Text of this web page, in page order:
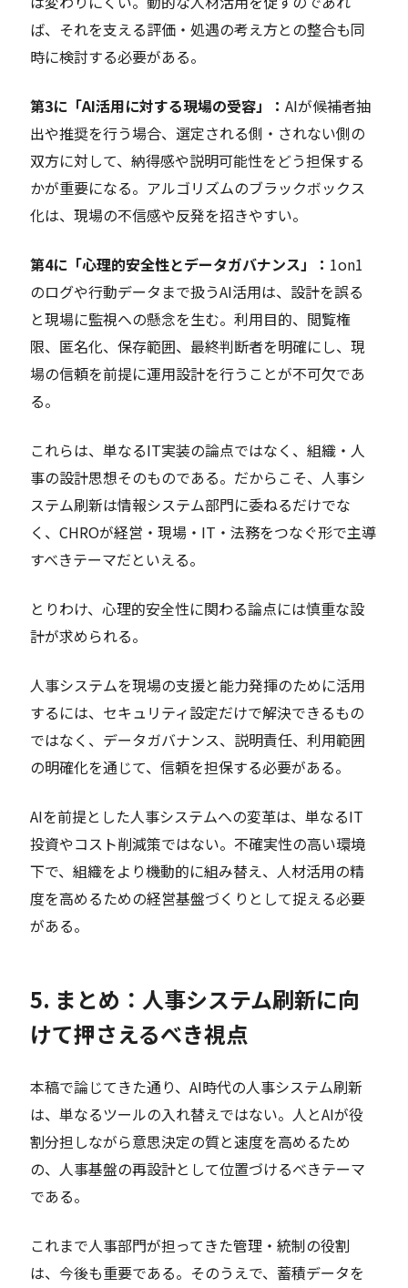
ば、それを支える評価・処遇の考え方との整合も同
時に検討する必要がある。
第3に「AI活用に対する現場の受容」：AIが候補者抽
出や推奨を行う場合、選定される側・されない側の
双方に対して、納得感や説明可能性をどう担保する
かが重要になる。アルゴリズムのブラックボックス
化は、現場の不信感や反発を招きやすい。
第4に「心理的安全性とデータガバナンス」： 1on1
のログや行動データまで扱うAI活用は、設計を誤る
と現場に監視への懸念を生む。利用目的、閲覧権
限、匿名化、保存範囲、最終判断者を明確にし、現
場の信頼を前提に運用設計を行うことが不可欠であ
る。
これらは、単なるIT実装の論点ではなく、組織・人
事の設計思想そのものである。だからこそ、人事シ
ステム刷新は情報システム部門に委ねるだけでな
く、CHROが経営・現場・IT・法務をつなぐ形で主導
すべきテーマだといえる。
とりわけ、心理的安全性に関わる論点には慎重な設
計が求められる。
人事システムを現場の支援と能力発揮のために活用
するには、セキュリティ設定だけで解決できるもの
ではなく、データガバナンス、説明責任、利用範囲
の明確化を通じて、信頼を担保する必要がある。
AIを前提とした人事システムへの変革は、単なるIT
投資やコスト削減策ではない。不確実性の高い環境
下で、組織をより機動的に組み替え、人材活用の精
度を高めるための経営基盤づくりとして捉える必要
がある。
5. まとめ：人事システム刷新に向
けて押さえるべき視点
本稿で論じてきた通り、AI時代の人事システム刷新
は、単なるツールの入れ替えではない。人とAIが役
割分担しながら意思決定の質と速度を高めるため
の、人事基盤の再設計として位置づけるべきテーマ
である。
これまで人事部門が担ってきた管理・統制の役割
は、今後も重要である。そのうえで、蓄積データを